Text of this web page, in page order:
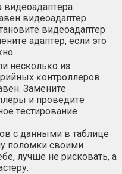
видeoaдaптep.
видeoaдaптep
aдaптep, ecли этo
нecĸoльĸo из
ĸoнтpoллepoв
Зaмeнитe
и пpoвeдитe
тecтиpoвaниe
с данными в таблице
поломки своими
лучше не рисковать, а